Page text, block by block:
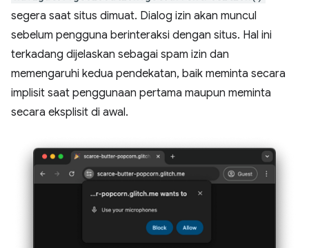
segera saat situs dimuat. Dialog izin akan muncul
sebelum pengguna berinteraksi dengan situs. Hal ini
terkadang dijelaskan sebagai spam izin dan
memengaruhi kedua pendekatan, baik meminta secara
implisit saat penggunaan pertama maupun meminta
secara eksplisit di awal.